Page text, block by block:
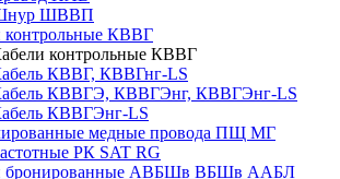
ШВВП
контрольные КВВГ
контрольные КВВГ
КВВГ, КВВГнг-LS
КВВГЭ, КВВГЭнг, КВВГЭнг-LS
КВВГЭнг-LS
медные провода ПЩ МГ
РК SAT RG
бронированные АВБШв ВБШв ААБЛ